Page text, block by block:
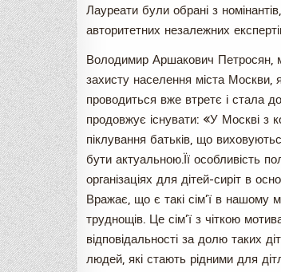
Лауреати були обрані з
авторитетних незалежних
Володимир Аршакович Петросян,
захисту населення міста Москви,
проводиться вже втретє і стала
продовжує існувати: «У Москві з
піклування батьків, що
бути актуальною.Її особливість
організаціях для дітей-сиріт в
Вражає, що є такі сім’ї в нашому
труднощів. Це сім’ї з чіткою
відповідальності за долю таких
людей, які стають рідними для